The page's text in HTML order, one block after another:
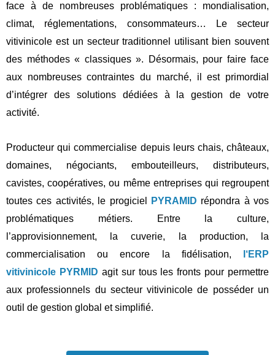
face à de nombreuses problématiques : mondialisation,
climat, réglementations, consommateurs… Le secteur
vitivinicole est un secteur traditionnel utilisant bien souvent
des méthodes « classiques ». Désormais, pour faire face
aux nombreuses contraintes du marché, il est primordial
d’intégrer des solutions dédiées à la gestion de votre
activité.
Producteur qui commercialise depuis leurs chais, châteaux,
domaines, négociants, embouteilleurs, distributeurs,
cavistes, coopératives, ou même entreprises qui regroupent
toutes ces activités, le progiciel PYRAMID répondra à vos
problématiques métiers.
Entre la culture,
l’approvisionnement, la cuverie, la production, la
commercialisation ou encore la fidélisation,
‘ERP
vitivinicole PYRMID agit sur tous les fronts pour permettre
aux professionnels du secteur vitivinicole de posséder un
outil de gestion global et simplifié.